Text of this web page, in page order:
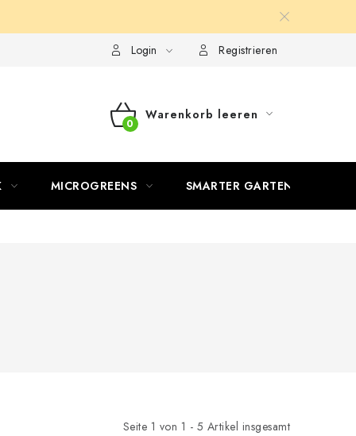
Login Registrieren
WARENKORB
Warenkorb leeren
MICROGREENS SMARTER GARTEN
Seite 1 von 1 - 5 Artikel insgesamt